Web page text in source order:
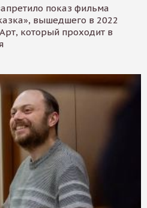
показ фильма
вышедшего в 2022
который проходит в